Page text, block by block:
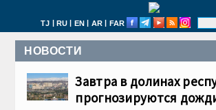
TJ | RU | EN | AR | FAR
НОВОСТИ
Завтра в долинах
прогнозируются